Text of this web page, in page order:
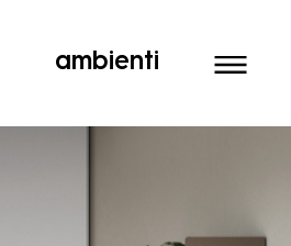
ambienti